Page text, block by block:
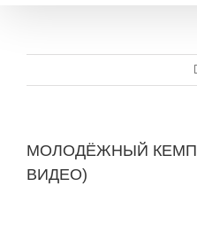
МОЛОДЁЖНЫЙ
ВИДЕО)